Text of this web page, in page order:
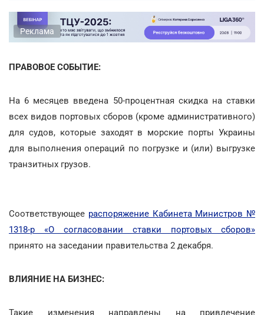
Реклама
ПРАВОВОЕ СОБЫТИЕ:
На 6 месяцев введена 50-процентная скидка на ставки
всех видов портовых сборов (кроме административного)
для судов, которые заходят в морские порты Украины
для выполнения операций по погрузке и (или) выгрузке
транзитных грузов.
Соответствующее распоряжение Кабинета Министров №
1318-р «О согласовании ставки портовых сборов»
принято на заседании правительства 2 декабря.
ВЛИЯНИЕ НА БИЗНЕС:
Такие изменения направлены на привлечение